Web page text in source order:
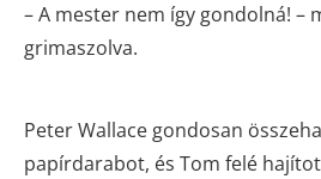
– A mester nem így gondolná! –
grimaszolva.
Peter Wallace gondosan
papírdarabot, és Tom felé